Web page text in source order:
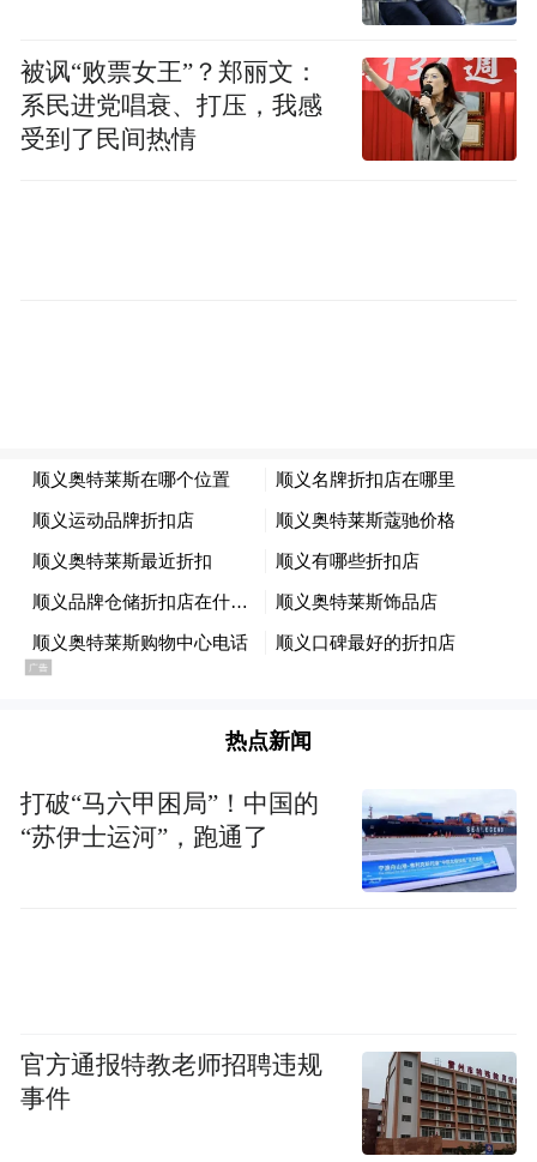
除通北局公司的大豆种植，森工林茂公司还
相继在绥阳、绥棱、八面通、桦南局公司开
展了木醋液氨基酸系列水溶肥的大面积推广
示范，作物涵盖了黑木耳、汉麻、沙棘、紫
苏等多个品种，总示范面积高达200万亩。同
时产品已在山东、海南、黑龙江等多个省市
增产均达10%以上，实现减肥减药15%以
上。
除了研发木醋液系列生物质产品外，龙江森
力，引领着一场前所未有的绿色革命。
“生物炭是通过木材干馏热解转化得到的富碳
被讽“败票女王”？郑丽文：
系民进党唱衰、打压，我感
受到了民间热情
热点新闻
打破“马六甲困局”！中国的
“苏伊士运河”，跑通了
官方通报特教老师招聘违规
事件